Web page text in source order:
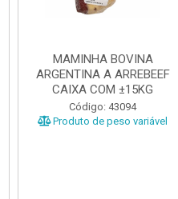
MAMINHA BOVINA
ARGENTINA A ARREBEEF
CAIXA COM ±15KG
Código: 43094
Produto de peso variável